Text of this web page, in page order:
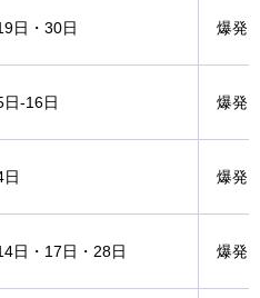
日・30日 爆発
-16日 爆発
爆発
日・17日・28日 爆発